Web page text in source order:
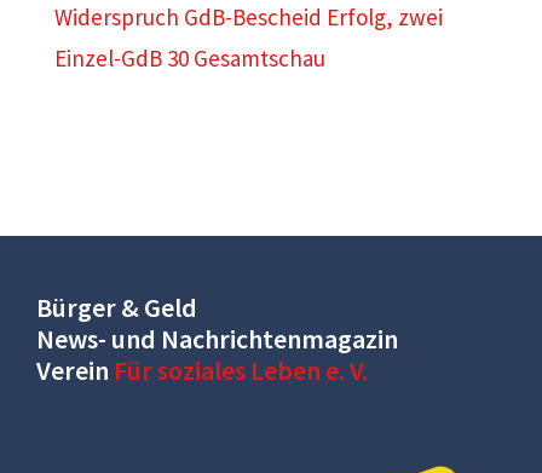
Widerspruch GdB-Bescheid Erfolg, zwei
Einzel-GdB 30 Gesamtschau
Bürger & Geld
News- und Nachrichtenmagazin
Verein Für soziales Leben e. V.